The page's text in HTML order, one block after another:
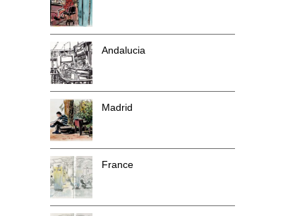
Andalucia
Madrid
France